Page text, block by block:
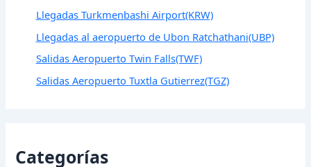
Llegadas Turkmenbashi Airport(KRW)
Llegadas al aeropuerto de Ubon Ratchathani(UBP)
Salidas Aeropuerto Twin Falls(TWF)
Salidas Aeropuerto Tuxtla Gutierrez(TGZ)
Categorías